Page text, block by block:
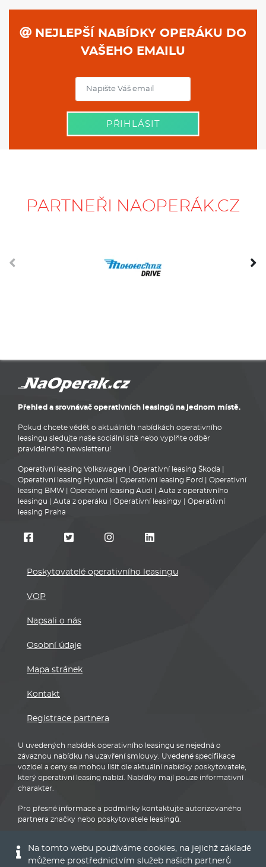
NEJLEPŠÍ NABÍDKY OPERÁKU DO
VAŠEHO EMAILU
PŘIHLÁSIT
PARTNEŘI NAOPERÁK.CZ
Přehled a srovnávač operativních leasingů na jednom místě.
Pokud chcete vědět o aktuálních nabídkách operativního
leasingu sledujte naše sociální sítě nebo vyplňte odběr
pravidelného newsletteru!
Operativní leasing Volkswagen Operativní leasing Škoda
Operativní leasing Hyundai
Operativní leasing Ford
Operativní
leasing BMW
Operativní leasing Audi
Auta z operativního
leasingu
Auta z operáku Operativní leasingy
Operativní
leasing Praha
Poskytovatelé operativního leasingu
VOP
Napsali o nás
Osobní údaje
Mapa stránek
Kontakt
Registrace partnera
U uvedených nabídek operativního leasingu se nejedná o
závaznou nabídku na uzavření smlouvy. Uvedené specifikace
vozidel a ceny se mohou lišit dle aktuální nabídky poskytovatele,
který operativní leasing nabízí. Nabídky mají pouze informativní
charakter.
Pro přesné informace a podmínky kontaktujte autorizovaného
partnera značky nebo poskytovatele leasingů.
Na tomto webu používáme cookies, na jejichž základě
můžeme prostřednictvím služeb našich partnerů